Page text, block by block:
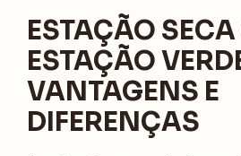
ESTAÇÃO
ESTAÇÃO
VANTAGENS E
DIFERENÇAS